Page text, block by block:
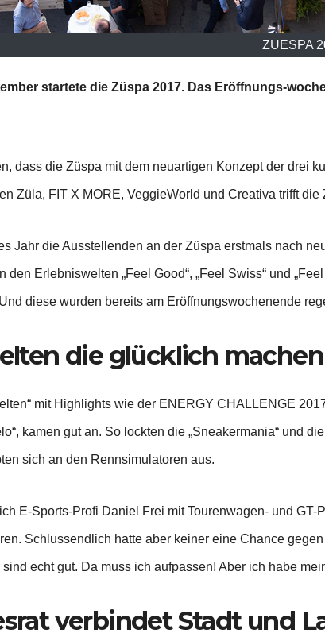
ZUESPA
startete die Züspa 2017. Das Eröffnungs-
dass die Züspa mit dem neuartigen Konzept der drei
Züla, FIT X MORE, VeggieWorld und Creativa trifft die
Jahr die Ausstellenden an der Züspa erstmals nach
den Erlebniswelten „Feel Good“, „Feel Swiss“ und
diese wurden bereits am Eröffnungswochenende
die glücklich machen
mit Highlights wie der ENERGY CHALLENGE
kamen gut an. So lockten die „Sneakermania“ und
sich an den Rennsimulatoren aus.
E-Sports-Profi Daniel Frei mit Tourenwagen- und
Schlussendlich hatte aber keiner eine Chance
echt gut. Da muss ich aufpassen! Aber ich habe
verbindet Stadt und